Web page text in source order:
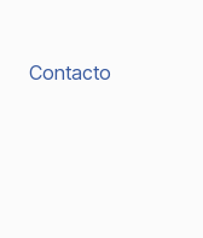
Contacto